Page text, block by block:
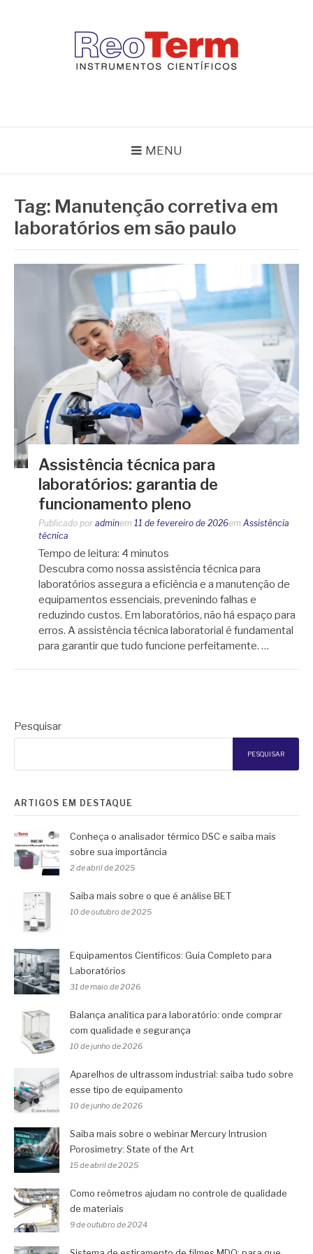
MENU
Tag: Manutenção corretiva em
laboratórios em são paulo
Assistência técnica para
laboratórios: garantia de
funcionamento pleno
Publicado por adminem 11 de fevereiro de 2026em Assistência
técnica
Tempo de leitura: 4 minutos
Descubra como nossa assistência técnica para
laboratórios assegura a eficiência e a manutenção de
equipamentos essenciais, prevenindo falhas e
reduzindo custos. Em laboratórios, não há espaço para
erros. A assistência técnica laboratorial é fundamental
para garantir que tudo funcione perfeitamente. …
Pesquisar
PESQUISAR
ARTIGOS EM DESTAQUE
Conheça o analisador térmico DSC e saiba mais
sobre sua importância
2 de abril de 2025
Saiba mais sobre o que é análise BET
10 de outubro de 2025
Equipamentos Científicos: Guia Completo para
Laboratórios
31 de maio de 2026
Balança analítica para laboratório: onde comprar
com qualidade e segurança
10 de junho de 2026
Aparelhos de ultrassom industrial: saiba tudo sobre
esse tipo de equipamento
10 de junho de 2026
Saiba mais sobre o webinar Mercury Intrusion
Porosimetry: State of the Art
15 de abril de 2025
Como reômetros ajudam no controle de qualidade
de materiais
9 de outubro de 2024